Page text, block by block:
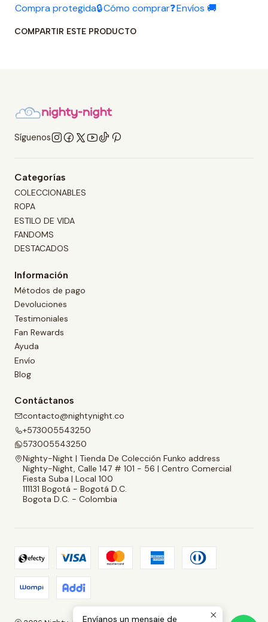
Compra protegida🔒Cómo comprar❓Envíos 🚚
COMPARTIR ESTE PRODUCTO
Síguenos
Categorías
COLECCIONABLES
ROPA
ESTILO DE VIDA
FANDOMS
DESTACADOS
Información
Métodos de pago
Devoluciones
Testimoniales
Fan Rewards
Ayuda
Envío
Blog
Contáctanos
contacto@nightynight.co
+573005543250
573005543250
Nighty-Night | Tienda De Colección Funko address
Nighty-Night, Calle 147 # 101 - 56 | Centro Comercial
Fiesta Suba | Local 100
111131 Bogotá - Bogotá D.C.
Bogota D.C. - Colombia
Envíanos un mensaje de